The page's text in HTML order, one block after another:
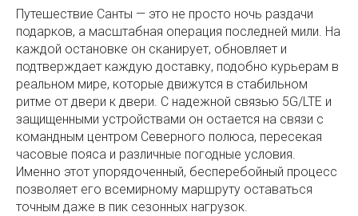
Путешествие Санты — это не просто ночь раздачи
подарков, а масштабная операция последней мили. На
каждой остановке он сканирует, обновляет и
подтверждает каждую доставку, подобно курьерам в
реальном мире, которые движутся в стабильном
ритме от двери к двери. С надежной связью 5G/LTE и
защищенными устройствами он остается на связи с
командным центром Северного полюса, пересекая
часовые пояса и различные погодные условия.
Именно этот упорядоченный, бесперебойный процесс
позволяет его всемирному маршруту оставаться
точным даже в пик сезонных нагрузок.